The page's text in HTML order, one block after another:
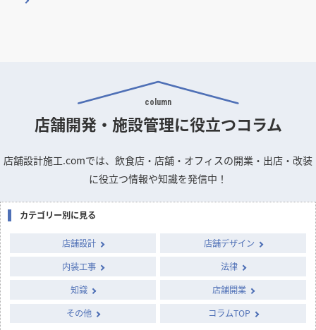
column
店舗開発・施設管理に役立つコラム
店舗設計施工.comでは、飲食店・店舗・オフィスの開業・出店・改装
に役立つ情報や知識を発信中！
カテゴリー別に見る
店舗設計
店舗デザイン
内装工事
法律
知識
店舗開業
その他
コラムTOP